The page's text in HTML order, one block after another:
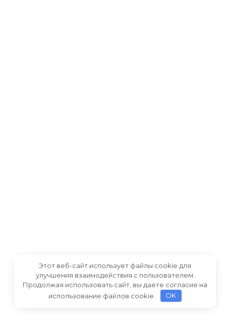
Этот веб-сайт использует файлы cookie для
улучшения взаимодействия с пользователем.
Продолжая использовать сайт, вы даете согласие на
использование файлов cookie.
OK